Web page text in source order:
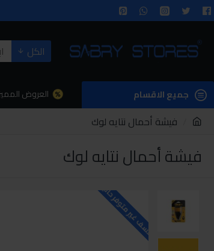
الكل
جميع الاقسام العروض
فيشة أحمال نتايه لوك
فيشة أحمال نتايه لوك
للاسف غير متوفر حاليا